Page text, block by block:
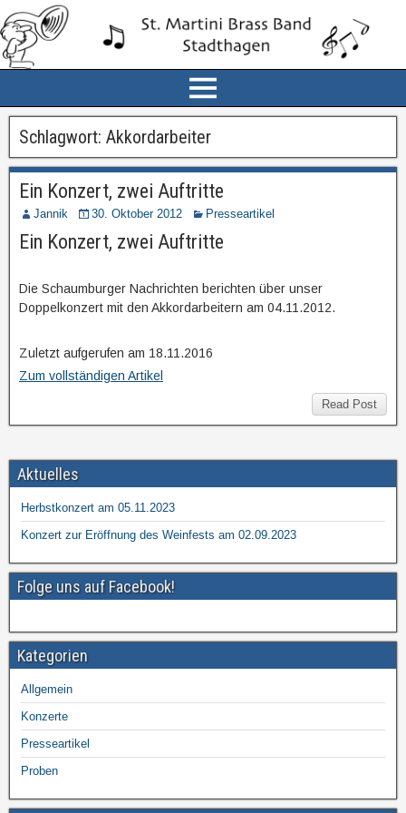
Schlagwort: Akkordarbeiter
Ein Konzert, zwei Auftritte
Jannik 30. Oktober 2012 Presseartikel
Ein Konzert, zwei Auftritte
Die Schaumburger Nachrichten berichten über unser
Doppelkonzert mit den Akkordarbeitern am 04.11.2012.
Zuletzt aufgerufen am 18.11.2016
Zum vollständigen Artikel
Read Post
Aktuelles
Herbstkonzert am 05.11.2023
Konzert zur Eröffnung des Weinfests am 02.09.2023
Folge uns auf Facebook!
Kategorien
Allgemein
Konzerte
Presseartikel
Proben